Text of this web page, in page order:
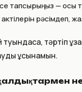
тапсырыңыз — осы
рәсімдеп,
тәртіп
ұсынамын.
не